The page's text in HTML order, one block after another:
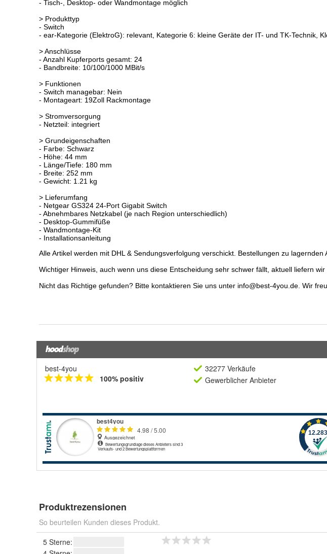
best-4you
100% positiv
32277 Verkäufe
Gewerblicher Anbieter
Produktrezensionen
So beurteilen Kunden dieses Produkt.
5 Sterne: